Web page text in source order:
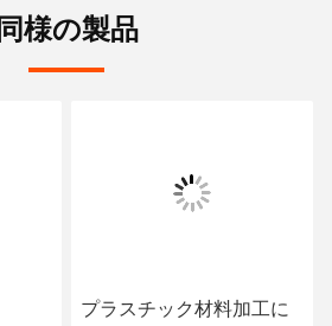
同様の製品
プラスチック材料加工に